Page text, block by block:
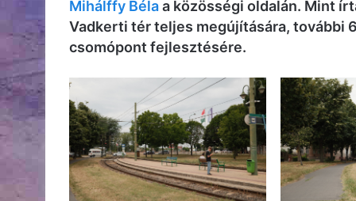
Mihálffy Bélaa közösségi oldalán. Mint
Vadkerti tér teljes megújítására, további
csomópont fejlesztésére.